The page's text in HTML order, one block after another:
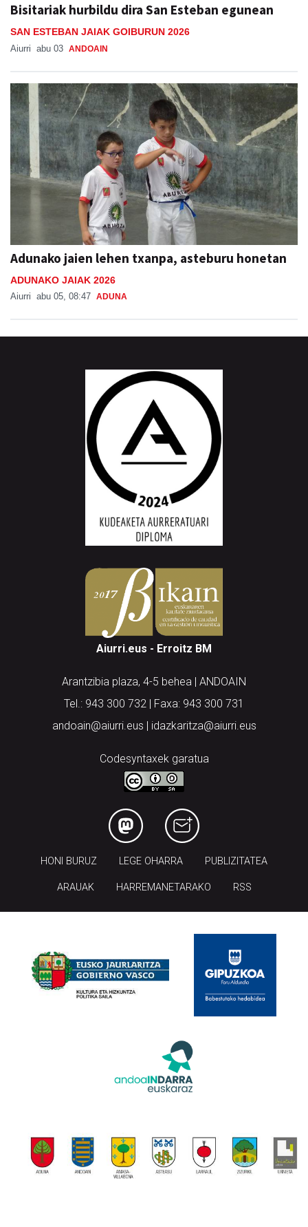
Bisitariak hurbildu dira San Esteban egunean
SAN ESTEBAN JAIAK GOIBURUN 2026
Aiurri abu 03 ANDOAIN
Adunako jaien lehen txanpa, asteburu honetan
ADUNAKO JAIAK 2026
Aiurri abu 05, 08:47 ADUNA
Aiurri.eus - Erroitz BM
Arantzibia plaza, 4-5 behea | ANDOAIN
Tel.: 943 300 732 | Faxa: 943 300 731
andoain@aiurri.eus | idazkaritza@aiurri.eus
Codesyntaxek garatua
HONI BURUZ LEGE OHARRA PUBLIZITATEA
ARAUAK HARREMANETARAKO RSS